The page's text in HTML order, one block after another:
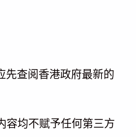
先查阅香港政府最新的
容均不赋予任何第三方